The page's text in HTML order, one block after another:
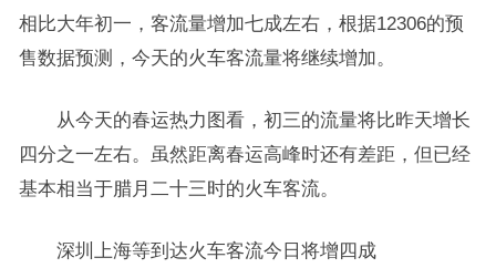
相比大年初一，客流量增加七成左右，根据12306的预
售数据预测，今天的火车客流量将继续增加。
从今天的春运热力图看，初三的流量将比昨天增长
四分之一左右。虽然距离春运高峰时还有差距，但已经
基本相当于腊月二十三时的火车客流。
深圳上海等到达火车客流今日将增四成